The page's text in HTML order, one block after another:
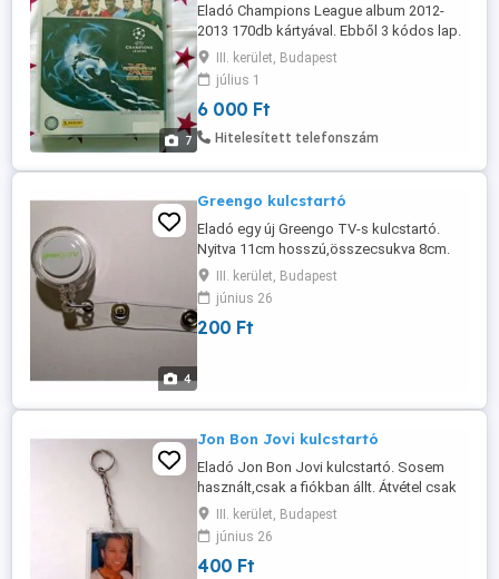
7
Eladó Champions League album 2012-
2013 170db kártyával. Ebből 3 kódos lap.
Panini, XL Adrenalyn cards Game Album
méret: 30x24cm Átvétel csak személyesen
a lakcímemen,Óbuda 3. ker.
III. kerület, Budapest
július 1
6 000 Ft
Hitelesített telefonszám
4
Greengo kulcstartó
Eladó egy új Greengo TV-s kulcstartó.
Nyitva 11cm hosszú,összecsukva 8cm.
Átmérő: 3cm Átvétel személyesen a
lakcímemen,óbuda 3. ker.
III. kerület, Budapest
június 26
200 Ft
Jon Bon Jovi kulcstartó
Eladó Jon Bon Jovi kulcstartó. Sosem
használt,csak a fiókban állt. Átvétel csak
személyesen a lakcímemen,Óbuda 3.ker.
III. kerület, Budapest
június 26
400 Ft